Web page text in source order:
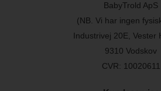
BabyTrold ApS
(NB. Vi har ingen
Industrivej 20E, Vester
9310 Vodskov
CVR: 10020611